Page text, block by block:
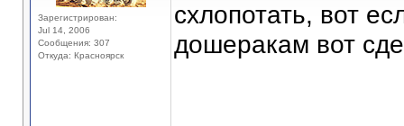
Зарегистрирован:
Jul 14, 2006
Сообщения: 307
Откуда: Красноярск
схлопотать, вот
дошеракам вот